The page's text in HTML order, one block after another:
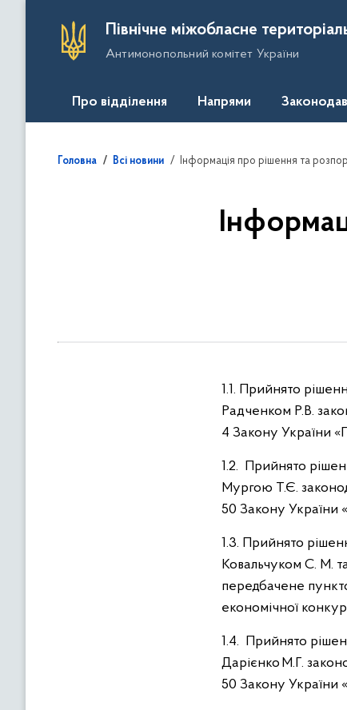
Північне міжобласне
Антимонопольний комітет України
Про відділення Напрями
Головна Всі новини Інформація про рішення та
1.1. Прийнято
Радченком Р.В.
4 Закону України
1.2. Прийнято
Мургою Т.Є.
50 Закону України
1.3. Прийнято
Ковальчуком С. М.
передбачене
економічної
1.4. Прийнято
Дарієнко М.Г.
50 Закону України